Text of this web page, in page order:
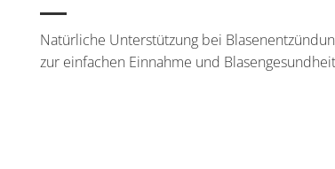
Natürliche Unterstützung bei
zur einfachen Einnahme und